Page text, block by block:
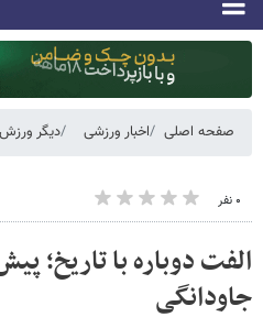
صفحه اصلی اخبار ورزشی دیگر
۰ نفر
الفت دوباره با
جاودانگی